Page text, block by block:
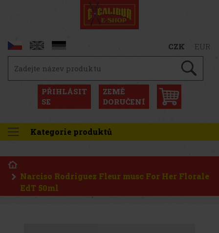
CZK EUR
PŘIHLÁSIT
SE
ZEMĚ
DORUČENÍ
Kategorie produktů
Narciso Rodriguez Fleur musc For Her Florale
EdT 50ml